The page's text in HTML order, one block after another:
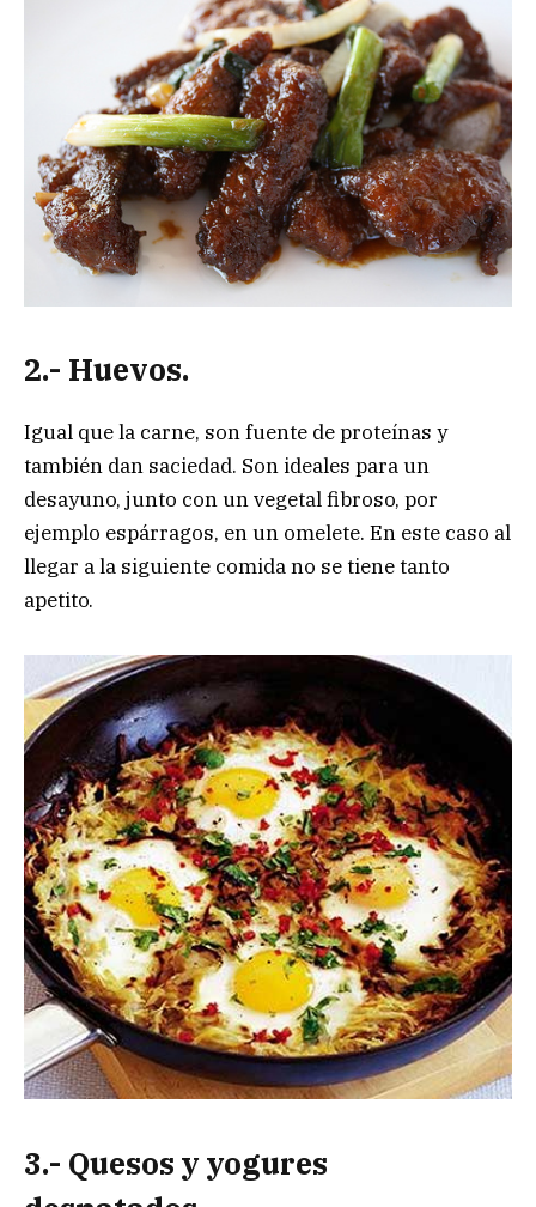
2.- Huevos.
Igual que la carne, son fuente de proteínas y
también dan saciedad. Son ideales para un
desayuno, junto con un vegetal fibroso, por
ejemplo espárragos, en un omelete. En este caso al
llegar a la siguiente comida no se tiene tanto
apetito.
3.- Quesos y yogures